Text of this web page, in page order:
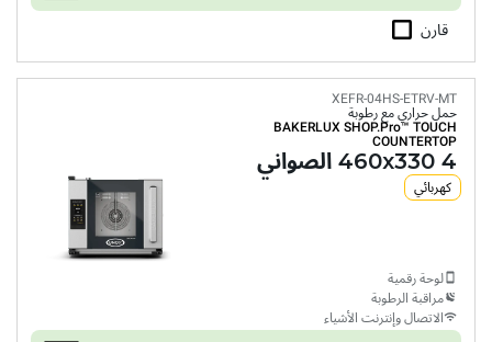
قارن
XEFR-04HS-ETRV-MT
حمل حراري مع رطوبة
BAKERLUX SHOP.Pro™ TOUCH
COUNTERTOP
4 460x330 الصواني
كهربائي
لوحة رقمية
مراقبة الرطوبة
الاتصال وإنترنت الأشياء